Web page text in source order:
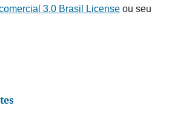
3.0 Brasil Licenseou seu